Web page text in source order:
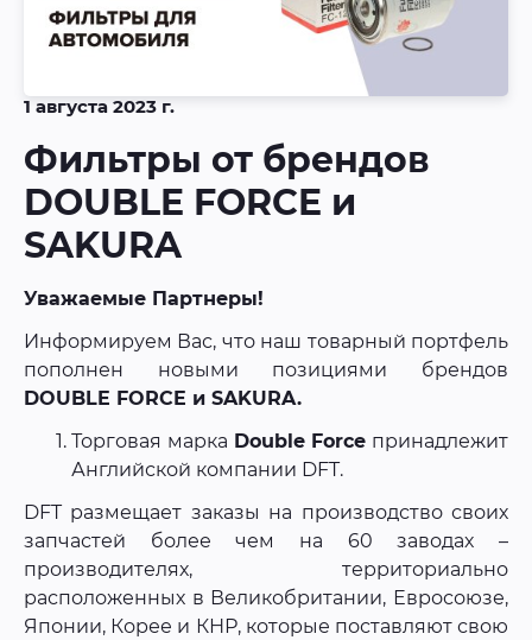
1 августа 2023 г.
Фильтры от брендов
DOUBLE FORCE и
SAKURA
Уважаемые Партнеры!
Информируем Вас, что наш товарный портфель
пополнен новыми позициями брендов
DOUBLE FORCE и SAKURA.
Торговая марка Double Force принадлежит
Английской компании DFT.
DFT размещает заказы на производство своих
запчастей более чем на 60 заводах –
производителях, территориально
расположенных в Великобритании, Евросоюзе,
Японии, Корее и КНР, которые поставляют свою